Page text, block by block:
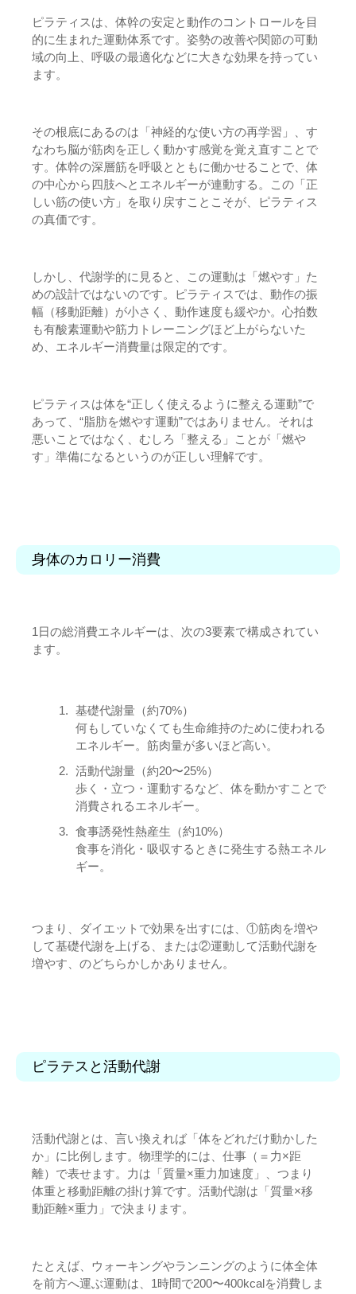
ピラティスは、体幹の安定と動作のコントロールを目
的に生まれた運動体系です。姿勢の改善や関節の可動
域の向上、呼吸の最適化などに大きな効果を持ってい
ます。
その根底にあるのは「神経的な使い方の再学習」、す
なわち脳が筋肉を正しく動かす感覚を覚え直すことで
す。体幹の深層筋を呼吸とともに働かせることで、体
の中心から四肢へとエネルギーが連動する。この「正
しい筋の使い方」を取り戻すことこそが、ピラティス
の真価です。
しかし、代謝学的に見ると、この運動は「燃やす」た
めの設計ではないのです。ピラティスでは、動作の振
幅（移動距離）が小さく、動作速度も緩やか。心拍数
も有酸素運動や筋力トレーニングほど上がらないた
め、エネルギー消費量は限定的です。
ピラティスは体を“正しく使えるように整える運動”で
あって、“脂肪を燃やす運動”ではありません。それは
悪いことではなく、むしろ「整える」ことが「燃や
す」準備になるというのが正しい理解です。
身体のカロリー消費
1日の総消費エネルギーは、次の3要素で構成されてい
ます。
基礎代謝量（約70%）
何もしていなくても生命維持のために使われる
エネルギー。筋肉量が多いほど高い。
活動代謝量（約20〜25%）
歩く・立つ・運動するなど、体を動かすことで
消費されるエネルギー。
食事誘発性熱産生（約10%）
食事を消化・吸収するときに発生する熱エネル
ギー。
つまり、ダイエットで効果を出すには、①筋肉を増や
して基礎代謝を上げる、または②運動して活動代謝を
増やす、のどちらかしかありません。
ピラテスと活動代謝
活動代謝とは、言い換えれば「体をどれだけ動かした
か」に比例します。物理学的には、仕事（＝力×距
離）で表せます。力は「質量×重力加速度」、つまり
体重と移動距離の掛け算です。活動代謝は「質量×移
動距離×重力」で決まります。
たとえば、ウォーキングやランニングのように体全体
を前方へ運ぶ運動は、1時間で200〜400kcalを消費しま